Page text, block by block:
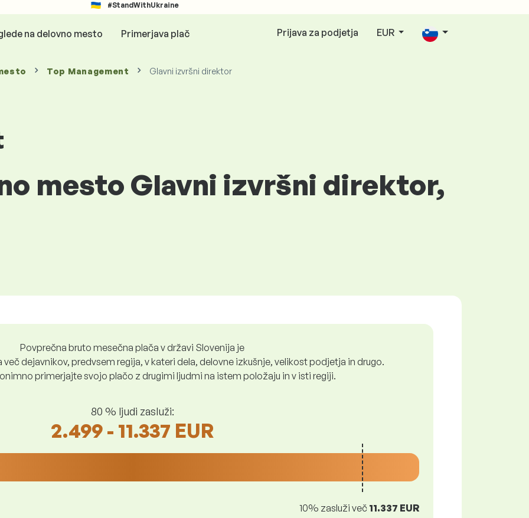
#StandWithUkraine
na delovno mesto Primerjava plač Prijava za podjetja EUR
Top Management Glavni izvršni direktor
mesto Glavni izvršni direktor,
Povprečna bruto mesečna plača v državi Slovenija je
dejavnikov, predvsem regija, v kateri dela, delovne izkušnje, velikost podjetja in drugo.
primerjajte svojo plačo z drugimi ljudmi na istem položaju in v isti regiji.
80 % ljudi zasluži:
2.499 - 11.337 EUR
10% zasluži več 11.337 EUR